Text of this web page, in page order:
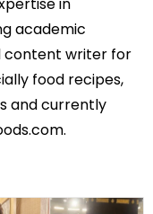
in
academic
content writer for
food recipes,
and currently